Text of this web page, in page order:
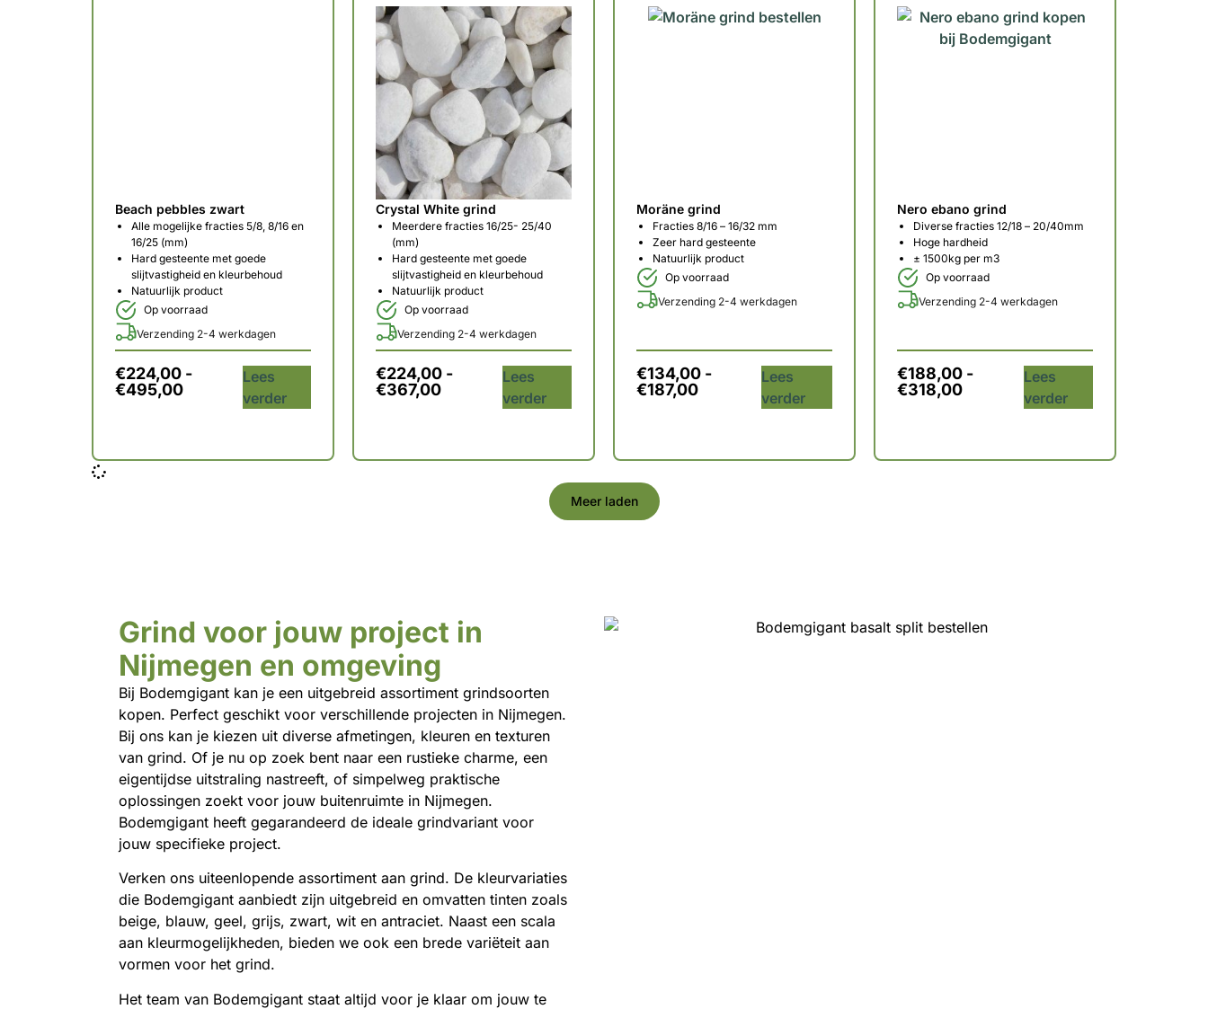
Beach pebbles zwart
Alle mogelijke fracties 5/8, 8/16 en
16/25 (mm)
Hard gesteente met goede
slijtvastigheid en kleurbehoud
Natuurlijk product
Op voorraad
Verzending 2-4 werkdagen
€224,00 -
€495,00
Lees
verder
Crystal White grind
Meerdere fracties 16/25- 25/40
(mm)
Hard gesteente met goede
slijtvastigheid en kleurbehoud
Natuurlijk product
Op voorraad
Verzending 2-4 werkdagen
€224,00 -
€367,00
Lees
verder
Moräne grind
Fracties 8/16 – 16/32 mm
Zeer hard gesteente
Natuurlijk product
Op voorraad
Verzending 2-4 werkdagen
€134,00 -
€187,00
Lees
verder
Nero ebano grind
Diverse fracties 12/18 – 20/40mm
Hoge hardheid
± 1500kg per m3
Op voorraad
Verzending 2-4 werkdagen
€188,00 -
€318,00
Lees
verder
Meer laden
Grind voor jouw project in
Nijmegen en omgeving
Bij Bodemgigant kan je een uitgebreid assortiment grindsoorten
kopen. Perfect geschikt voor verschillende projecten in Nijmegen.
Bij ons kan je kiezen uit diverse afmetingen, kleuren en texturen
van grind. Of je nu op zoek bent naar een rustieke charme, een
eigentijdse uitstraling nastreeft, of simpelweg praktische
oplossingen zoekt voor jouw buitenruimte in Nijmegen.
Bodemgigant heeft gegarandeerd de ideale grindvariant voor
jouw specifieke project.
Verken ons uiteenlopende assortiment aan grind. De kleurvariaties
die Bodemgigant aanbiedt zijn uitgebreid en omvatten tinten zoals
beige, blauw, geel, grijs, zwart, wit en antraciet. Naast een scala
aan kleurmogelijkheden, bieden we ook een brede variëteit aan
vormen voor het grind.
Het team van Bodemgigant staat altijd voor je klaar om jouw te